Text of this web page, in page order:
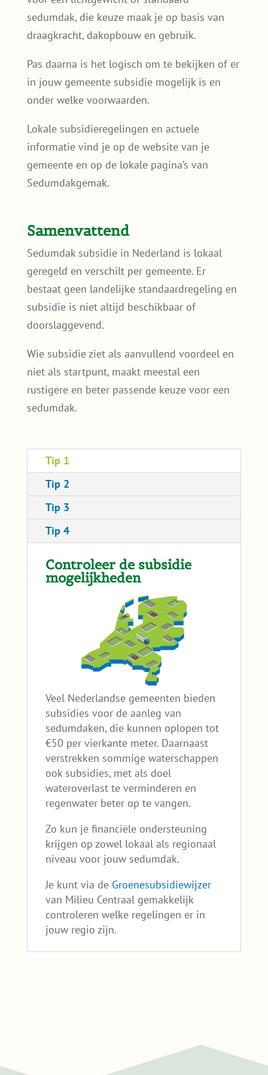
sedumdak, die keuze maak je op basis van
draagkracht, dakopbouw en gebruik.
Pas daarna is het logisch om te bekijken of er
in jouw gemeente subsidie mogelijk is en
onder welke voorwaarden.
Lokale subsidieregelingen en actuele
informatie vind je op de website van je
gemeente en op de lokale pagina’s van
Sedumdakgemak.
Samenvattend
Sedumdak subsidie in Nederland is lokaal
geregeld en verschilt per gemeente. Er
bestaat geen landelijke standaardregeling en
subsidie is niet altijd beschikbaar of
doorslaggevend.
Wie subsidie ziet als aanvullend voordeel en
niet als startpunt, maakt meestal een
rustigere en beter passende keuze voor een
sedumdak.
Tip 1
Tip 2
Tip 3
Tip 4
Controleer de subsidie
mogelijkheden
Veel Nederlandse gemeenten bieden
subsidies voor de aanleg van
sedumdaken, die kunnen oplopen tot
€50 per vierkante meter. Daarnaast
verstrekken sommige waterschappen
ook subsidies, met als doel
wateroverlast te verminderen en
regenwater beter op te vangen.
Zo kun je financiële ondersteuning
krijgen op zowel lokaal als regionaal
niveau voor jouw sedumdak.
Je kunt via de Groenesubsidiewijzer
van Milieu Centraal gemakkelijk
controleren welke regelingen er in
jouw regio zijn.